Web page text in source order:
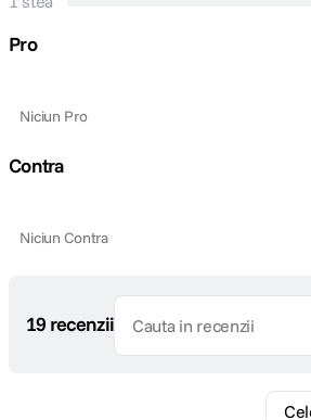
maxim
Pro
Niciun Pro
Contra
Niciun Contra
19 recenzii